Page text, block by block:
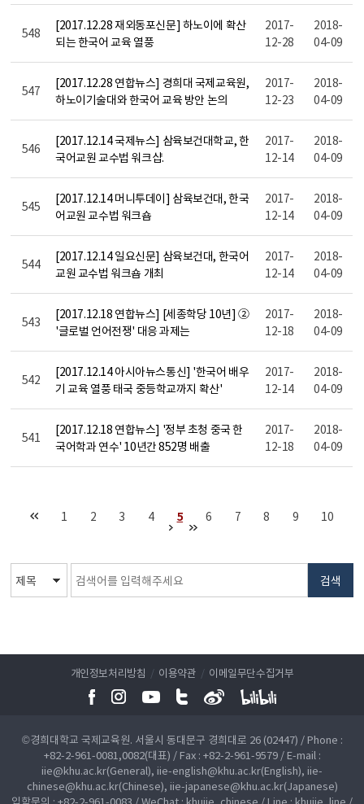
548
[2017.12.28 재외동포신문] 하노이에 확산
되는 한국어 교육 열풍
2017-
12-28
2018-
04-09
547
[2017.12.28 연합뉴스] 경희대 국제교육원,
하노이기술대와 한국어 교육 방안 논의
2017-
12-23
2018-
04-09
546
[2017.12.14 국제뉴스] 삼육보건대학교, 한
국어교원 교수법 워크샵.
2017-
12-14
2018-
04-09
545
[2017.12.14 머니투데이] 삼육보건대, 한국
어교원 교수법 워크숍
2017-
12-14
2018-
04-09
544
[2017.12.14 일요신문] 삼육보건대, 한국어
교원 교수법 워크숍 개최
2017-
12-14
2018-
04-09
543
[2017.12.18 연합뉴스] [세종학당 10년] ②
'글로벌 언어전쟁' 대응 과제는
2017-
12-18
2018-
04-09
542
[2017.12.14 아시아뉴스통신] '한국어 배우
기 교육 열풍 태국 중등학교까지 확산'
2017-
12-14
2018-
04-09
541
[2017.12.18 연합뉴스] '정부 초청 중국 한
국어학과 연수' 10년간 852명 배출
2017-
12-18
2018-
04-09
1 2 3 4 5 6 7 8 9 10
검색
개인정보처리방침 / 이용약관 / 이메일무단수집거부
©경희대학교 국제교육원. 서울시 동대문구 경희대로 26 (02447) / Phone :
+82-2-961-0081,0082(대표) / Fax : +82-2-961-9579 / E-mail :
iie@khu.ac.kr(General), iie-english@khu.ac.kr(English), iie-
chinese@khu.ac.kr(Chinese), iie-japanese@khu.ac.kr(Japanese)